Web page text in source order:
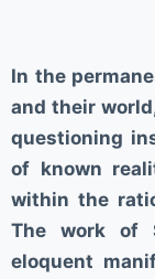
In the
and their
questioning
of known
within the
The work of
eloquent